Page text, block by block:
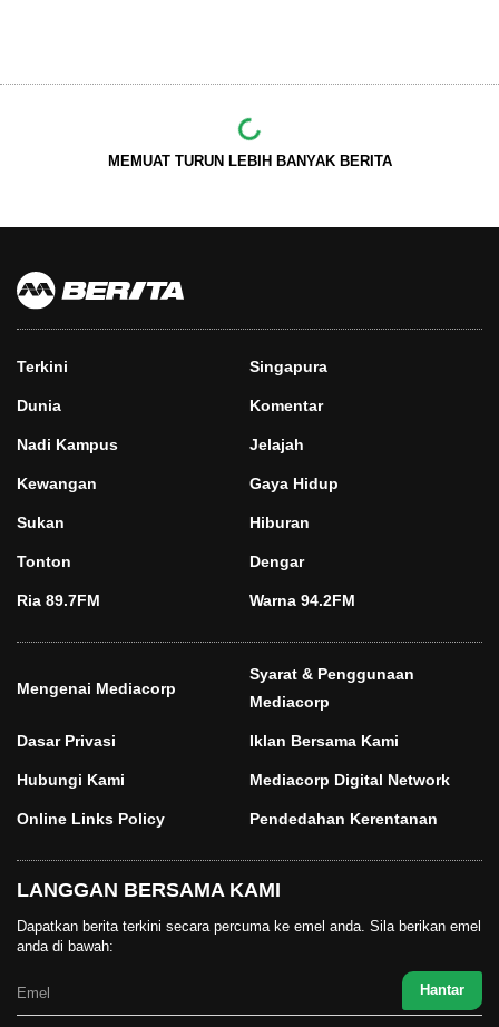
MEMUAT TURUN LEBIH BANYAK BERITA
Terkini Singapura
Dunia Komentar
Nadi Kampus Jelajah
Kewangan Gaya Hidup
Sukan Hiburan
Tonton Dengar
Ria 89.7FM Warna 94.2FM
Mengenai Mediacorp
Syarat & Penggunaan
Mediacorp
Dasar Privasi Iklan Bersama Kami
Hubungi Kami Mediacorp Digital Network
Online Links Policy Pendedahan Kerentanan
LANGGAN BERSAMA KAMI
Dapatkan berita terkini secara percuma ke emel anda. Sila berikan emel
anda di bawah: